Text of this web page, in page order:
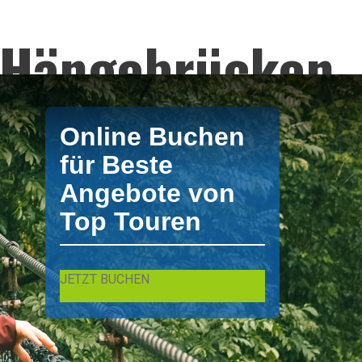
von
XPO Tours. La Fortuna / Arenal Touren
/ Arenal und Ausflug und Tagestour in La Fortuna / Arenal.
Online Buchen
für Beste
Angebote von
Top Touren
JETZT BUCHEN